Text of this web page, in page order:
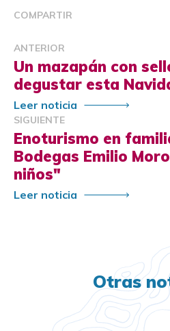
COMPARTIR
ANTERIOR
Un mazapán con
degustar esta
Leer noticia
SIGUIENTE
Enoturismo en
Bodegas Emilio
niños"
Leer noticia
Otras